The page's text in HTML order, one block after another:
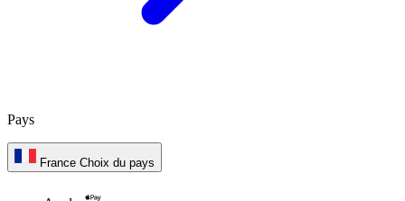
Pays
France Choix du pays